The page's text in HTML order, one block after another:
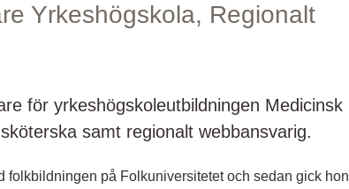
Yrkeshögskola, Regionalt
för yrkeshögskoleutbildningen Medicinsk
samt regionalt webbansvarig.
folkbildningen på Folkuniversitetet och sedan gick hon